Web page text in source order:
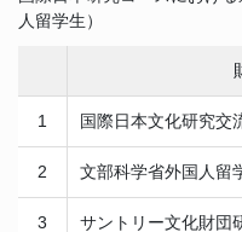
人留学生）
1 国際日本文化研究交
2 文部科学省外国人留
3 サントリー文化財団